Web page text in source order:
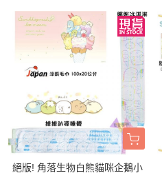
絕版! 角落生物白熊貓咪企鵝小